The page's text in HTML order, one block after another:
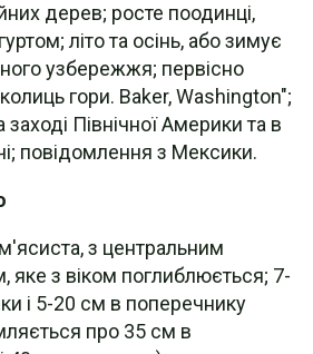
дерев; росте поодинці,
літо та осінь, або зимує
узбережжя; первісно
гори. Baker, Washington";
Північної Америки та в
повідомлення з Мексики.
з центральним
яке з віком поглиблюється; 7-
і 5-20 см в поперечнику
про 35 см в